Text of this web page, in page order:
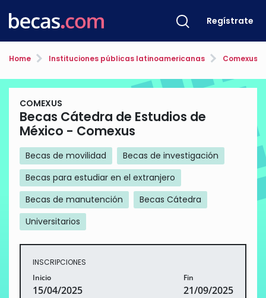
Regístrate
Home Instituciones públicas latinoamericanas Comexus
COMEXUS
Becas Cátedra de Estudios de
México - Comexus
Becas de movilidad
Becas de investigación
Becas para estudiar en el extranjero
Becas de manutención
Becas Cátedra
Universitarios
INSCRIPCIONES
Inicio
15/04/2025
Fin
21/09/2025